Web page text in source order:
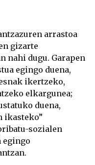
arrastoa
gizarte
nahi dugu. Garapen
egingo duena,
ikertzeko,
elkargunea;
duena,
ikasteko”
sozialen
egingo